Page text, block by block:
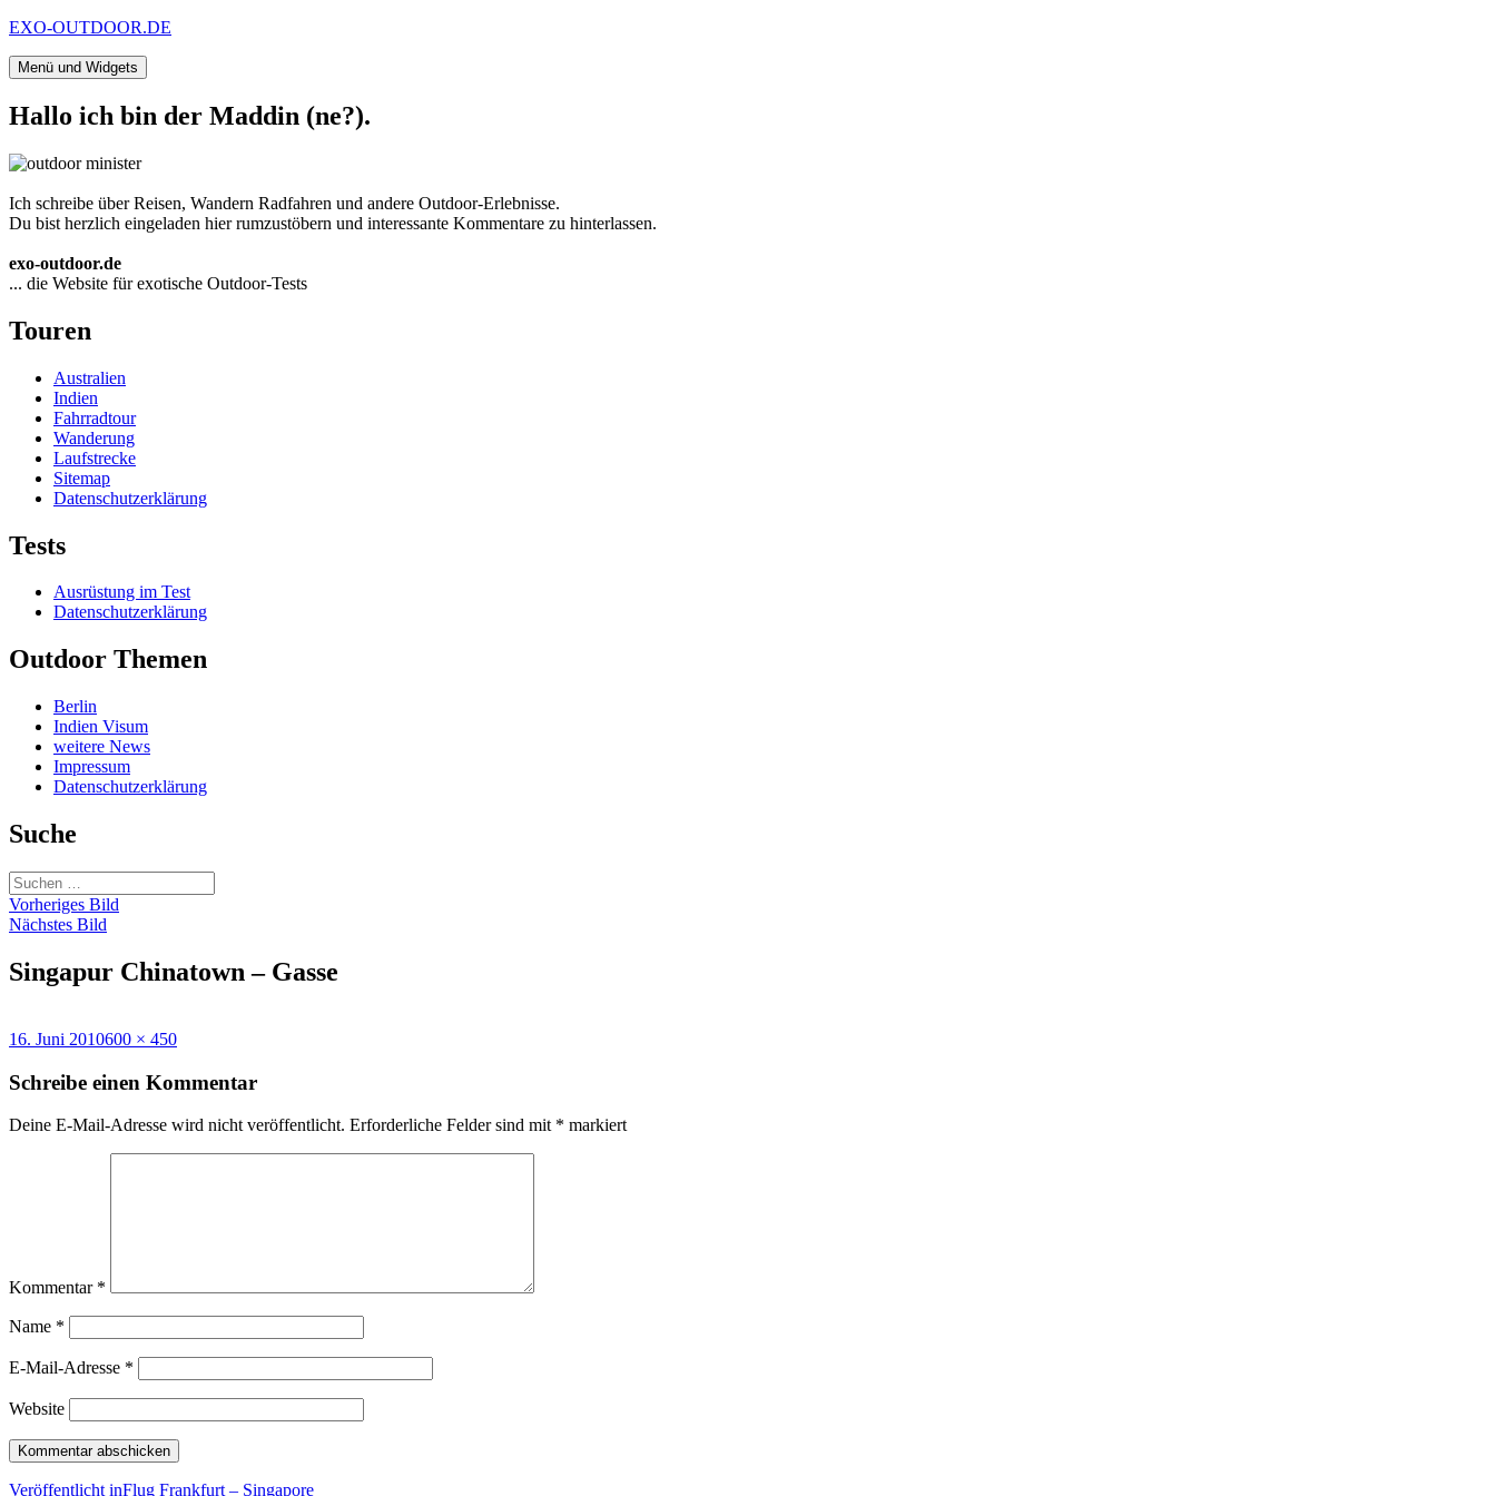
Zum
springen
EXO-OUTDOOR.DE
Menü und Widgets
Hallo ich bin der Maddin (ne?).
Ich schreibe über Reisen, Wandern Radfahren und andere Outdoor-Erlebnisse.
Du bist herzlich eingeladen hier rumzustöbern und interessante Kommentare zu hinterlassen.
exo-outdoor.de
... die Website für exotische Outdoor-Tests
Touren
Australien
Indien
Fahrradtour
Wanderung
Laufstrecke
Sitemap
Datenschutzerklärung
Tests
Ausrüstung im Test
Datenschutzerklärung
Outdoor Themen
Berlin
Indien Visum
weitere News
Impressum
Datenschutzerklärung
Suche
Suchen
nach:
Vorheriges Bild
Nächstes Bild
Singapur Chinatown – Gasse
Veröffentlicht
16. Juni 2010Volle
600 × 450
Schreibe einen Kommentar
Deine E-Mail-Adresse wird nicht veröffentlicht. Erforderliche Felder sind mit * markiert
Kommentar *
Name *
E-Mail-Adresse *
Website
Veröffentlicht inFlug Frankfurt – Singapore